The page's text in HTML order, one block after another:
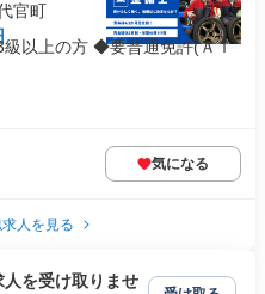
官町
以上の方 ◆要普通免許(ＡＴ
気になる
人を見る
を受け取りませ